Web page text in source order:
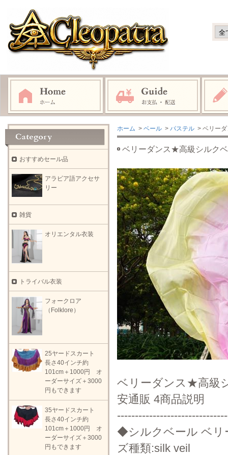
ホーム > ベール > パステル > ベリー
ベリーダンス★高級シルク
ベリーダンス★高級
安通販 4商品説明
◆シルクベール ベリ
ズ種類:silk veil
おすすめセール品
アラビア語アクセサ
リー
雑貨
オリエンタル衣装
トライバル衣装
フォークロア
（Folklore）
25ヤードスカート
長さ40インチ約
101cm＋1000円 オ
ーダーサイズ＋3000
円もできます
35ヤードスカート
長さ40インチ約
101cm＋1000円 オ
ーダーサイズ＋3000
円もできます